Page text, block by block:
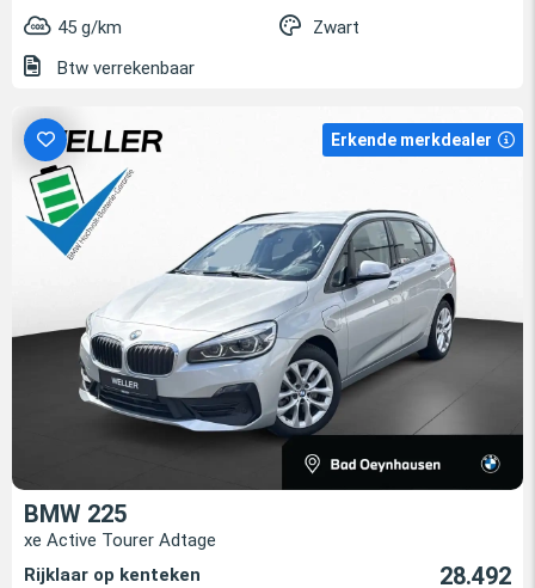
45 g/km
Zwart
Btw verrekenbaar
Erkende merkdealer
BMW 225
xe Active Tourer Adtage
Rijklaar op kenteken
28.492